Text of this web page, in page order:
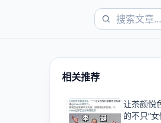
相关推荐
爱
让茶颜悦
的不只“